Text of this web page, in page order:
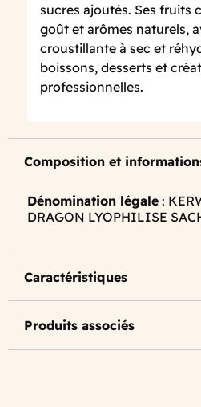
sucres ajoutés. Ses fruits
goût et arômes naturels,
croustillante à sec et
boissons, desserts et
professionnelles.
Composition et
Dénomination légale :
DRAGON LYOPHILISE
Caractéristiques
Produits associés